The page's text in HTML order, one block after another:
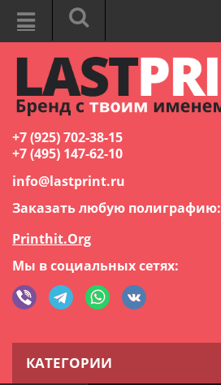
+7 (925) 702-38-15
+7 (495) 147-62-10
info@lastprint.ru
Заказать любую полиграфию:
Printhit.Org
Мы в социальных сетях:
КАТЕГОРИИ